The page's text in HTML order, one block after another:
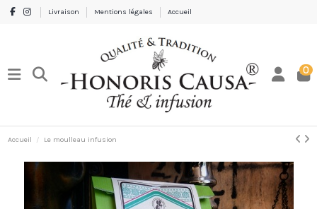
Livraison Mentions légales Accueil
0
Accueil Le moulleau infusion